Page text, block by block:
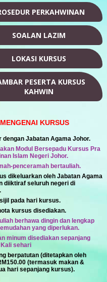
PERKAHWINAN
SOALAN LAZIM
LOKASI KURSUS
PESERTA KURSUS
KAHWIN
MENGENAI KURSUS
dengan Jabatan Agama Johor.
Modul Bersepadu Kursus Pra
Islam Negeri Johor.
penceramah bertauliah.
dikeluarkan oleh Jabatan Agama
diiktiraf seluruh negeri di
pada hari kursus.
kursus disediakan.
berhawa dingin dan lengkap
yang diperlukan.
minum disediakan sepanjang
sehari
berpatutan (ditetapkan oleh
(termasuk makan &
hari sepanjang kursus).